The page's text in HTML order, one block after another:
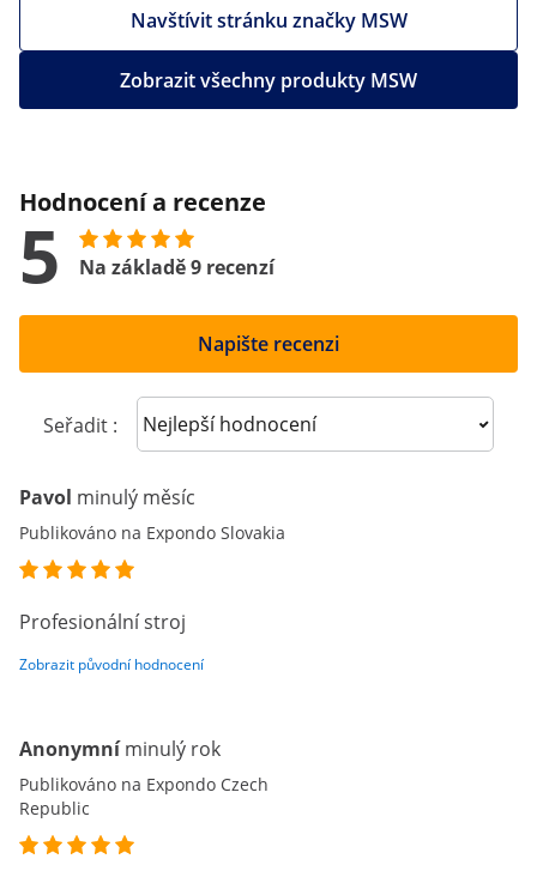
Navštívit stránku značky MSW
Zobrazit všechny produkty MSW
Hodnocení a recenze
5 Na základě 9 recenzí
Napište recenzi
Seřadit : Sort reviews
Pavol minulý měsíc
Publikováno na Expondo Slovakia
Profesionální stroj
Zobrazit původní hodnocení
Anonymní minulý rok
Publikováno na Expondo Czech
Republic